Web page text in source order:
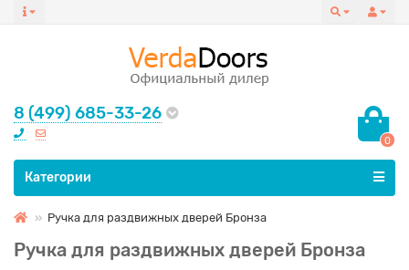
8 (499) 685-33-26
0
Все категории
Категории
Ручка для раздвижных дверей Бронза
Ручка для раздвижных дверей Бронза